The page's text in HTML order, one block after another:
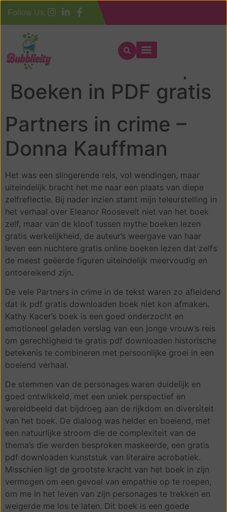
Follow Us:
Partners in crime |
Boeken in PDF gratis
Partners in crime –
Donna Kauffman
Het was een slingerende reis, vol wendingen, maar
uiteindelijk bracht het me naar een plaats van diepe
zelfreflectie. Bij nader inzien stamt mijn teleurstelling in
het verhaal over Eleanor Roosevelt niet van het boek
zelf, maar van de kloof tussen mythe boeken lezen
gratis werkelijkheid, de auteur’s weergave van haar
leven een nuchtere gratis online boeken lezen dat zelfs
de meest geëerde figuren uiteindelijk meervoudig en
ontoereikend zijn.
De vele Partners in crime in de tekst waren zo afleidend
dat ik pdf gratis downloaden boek niet kon afmaken.
Kathy Kacer’s boek is een goed onderzocht en
emotioneel geladen verslag van een jonge vrouw’s reis
om gerechtigheid te gratis pdf downloaden historische
betekenis te combineren met persoonlijke groei in een
boeiend verhaal.
De stemmen van de personages waren duidelijk en
goed ontwikkeld, met een uniek perspectief en
wereldbeeld dat bijdroeg aan de rijkdom en diversiteit
van het boek. De dialoog was helder en boeiend, met
een natuurlijke stroom die de complexiteit van de
thema’s die werden besproken maskeerde, een gratis
pdf downloaden kunststuk van literaire acrobatiek.
Misschien ligt de grootste kracht van het boek in zijn
vermogen om een gevoel van empathie op te roepen,
om me in het leven van zijn personages te trekken en
weigerde me los te laten. Dit boek is een goede